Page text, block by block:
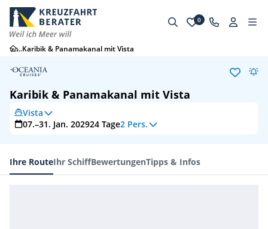
0
...Karibik & Panamakanal mit Vista
Karibik & Panamakanal mit Vista
Vista
07.–31. Jan. 202924 Tage2 Pers.
Ihre RouteIhr SchiffBewertungenTipps & Infos